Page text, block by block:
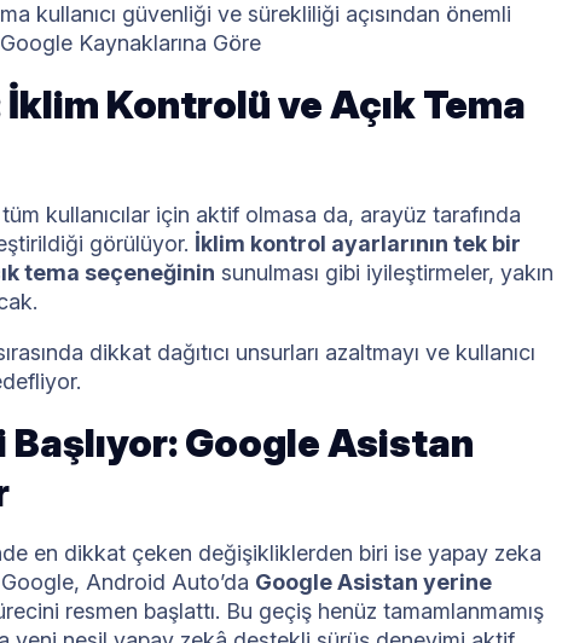
kullanıcı güvenliği ve sürekliliği açısından önemli
Kaynaklarına Göre
Kontrolü ve Açık Tema
kullanıcılar için aktif olmasa da, arayüz tarafında
görülüyor. İklim kontrol ayarlarının tek bir
tema seçeneğinin sunulması gibi iyileştirmeler, yakın
dikkat dağıtıcı unsurları azaltmayı ve kullanıcı
Başlıyor: Google Asistan
en dikkat çeken değişikliklerden biri ise yapay zeka
Android Auto’da Google Asistan yerine
resmen başlattı. Bu geçiş henüz tamamlanmamış